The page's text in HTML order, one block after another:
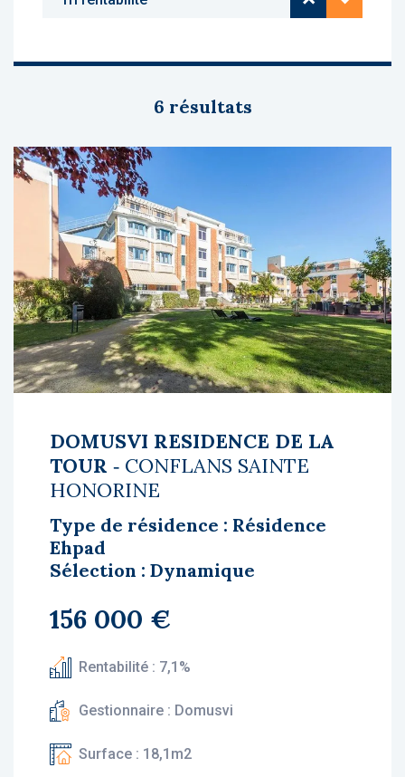
Rentabilité
6 résultats
DOMUSVI RESIDENCE DE LA
TOUR ‐ CONFLANS SAINTE
HONORINE
Type de résidence : Résidence
Ehpad
Sélection : Dynamique
156 000 €
Rentabilité : 7,1%
Gestionnaire : Domusvi
Surface : 18,1m2